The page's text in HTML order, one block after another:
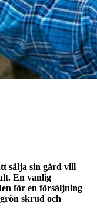
sälja sin gård vill
En vanlig
för en försäljning
skrud och